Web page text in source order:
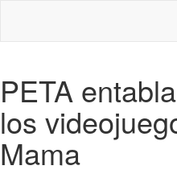
PETA
los
Mama